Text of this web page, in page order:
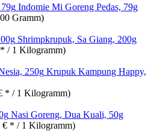
Indomie Mi Goreng Pedas, 79g
Gramm)
Shrimpkrupuk, Sa Giang, 200g
/ 1 Kilogramm)
Krupuk Kampung Happy,
* / 1 Kilogramm)
Nasi Goreng, Dua Kuali, 50g
€ * / 1 Kilogramm)